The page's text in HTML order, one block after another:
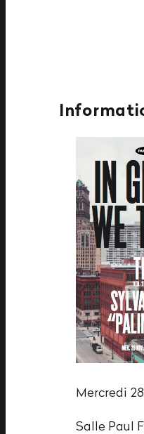
Mercredi
Salle Paul